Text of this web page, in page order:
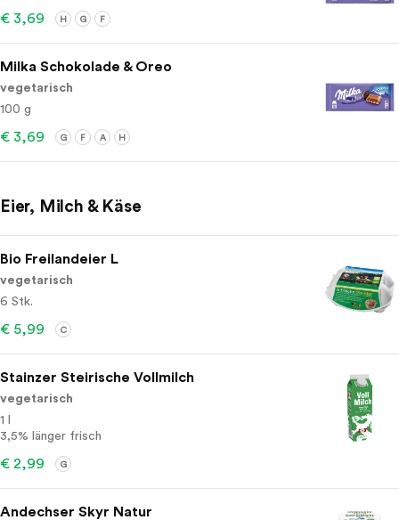
€ 3,69 H G F
Milka Schokolade & Oreo
vegetarisch
100 g
€ 3,69 G F A H
Eier, Milch & Käse
Bio Freilandeier L
vegetarisch
6 Stk.
€ 5,99 C
Stainzer Steirische Vollmilch
vegetarisch
1 l
3,5% länger frisch
€ 2,99 G
Andechser Skyr Natur